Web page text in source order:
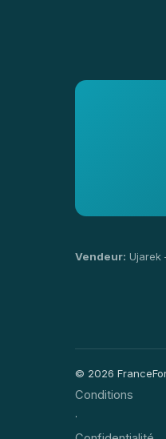
Vendeur: Ujarek
© 2026
Conditions
·